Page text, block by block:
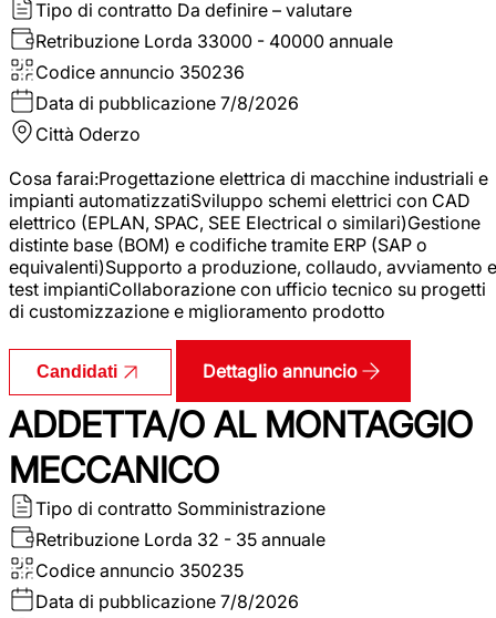
Tipo di contratto Da definire – valutare
Retribuzione Lorda 33000 - 40000 annuale
Codice annuncio 350236
Data di pubblicazione 7/8/2026
Città Oderzo
Cosa farai:Progettazione elettrica di macchine industriali e
impianti automatizzatiSviluppo schemi elettrici con CAD
elettrico (EPLAN, SPAC, SEE Electrical o similari)Gestione
distinte base (BOM) e codifiche tramite ERP (SAP o
equivalenti)Supporto a produzione, collaudo, avviamento e
test impiantiCollaborazione con ufficio tecnico su progetti
di customizzazione e miglioramento prodotto
Candidati Dettaglio annuncio
ADDETTA/O AL MONTAGGIO
MECCANICO
Tipo di contratto Somministrazione
Retribuzione Lorda 32 - 35 annuale
Codice annuncio 350235
Data di pubblicazione 7/8/2026